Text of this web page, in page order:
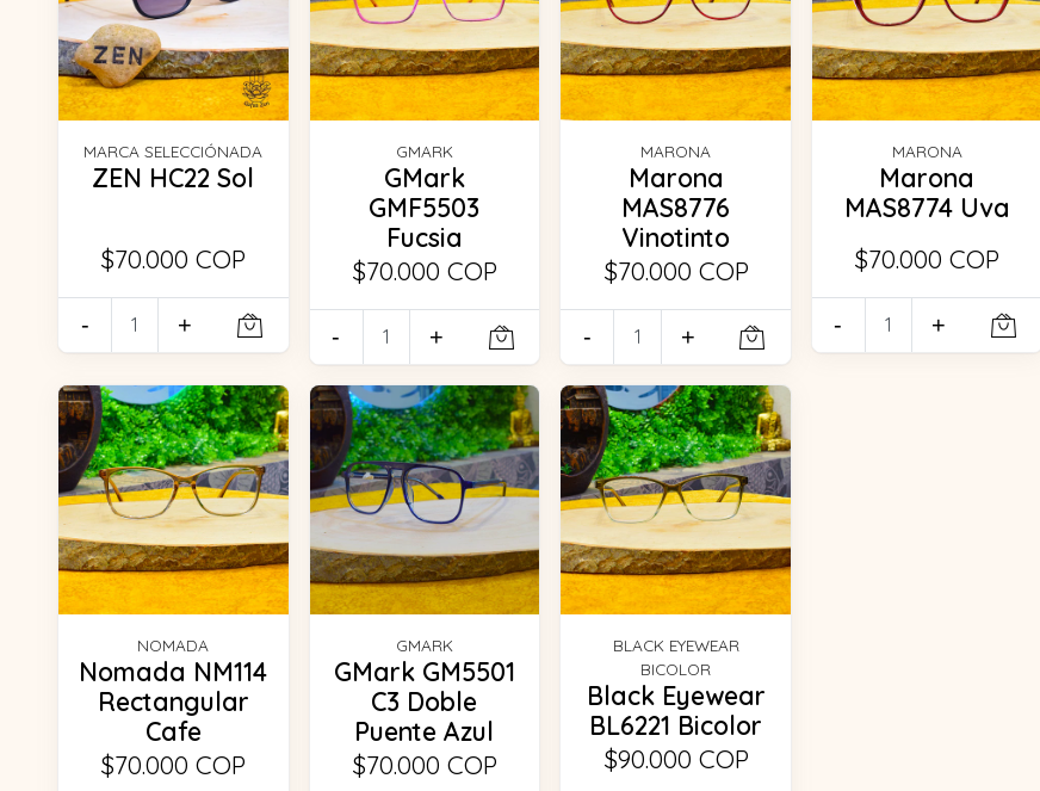
MARCA SELECCIÓNADA
ZEN HC22 Sol
$70.000 COP
- +
GMARK
GMark
GMF5503
Fucsia
$70.000 COP
- +
MARONA
Marona
MAS8776
Vinotinto
$70.000 COP
- +
MARONA
Marona
MAS8774 Uva
$70.000 COP
- +
NOMADA
Nomada NM114
Rectangular
Cafe
$70.000 COP
GMARK
GMark GM5501
C3 Doble
Puente Azul
$70.000 COP
BLACK EYEWEAR
BICOLOR
Black Eyewear
BL6221 Bicolor
$90.000 COP